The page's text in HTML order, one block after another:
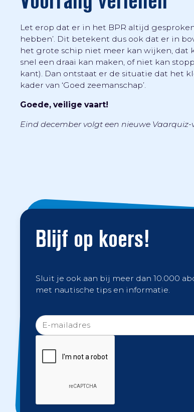
Let erop dat er in het BPR altijd
hebben’. Dit betekent dus ook dat er in
het grote schip niet meer kan wijken, dat
snel een draai kan maken, of niet kan
kant). Dan ontstaat er de situatie dat het
kader van ‘Goed zeemanschap’.
Goede, veilige vaart!
Eind december volgt een nieuwe
Blijf op koers!
Sluit je ook aan bij meer dan 10.000
met nautische tips en informatie.